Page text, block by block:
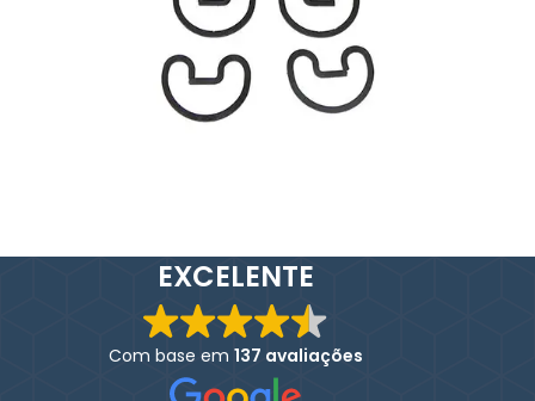
EXCELENTE
Com base em 137 avaliações